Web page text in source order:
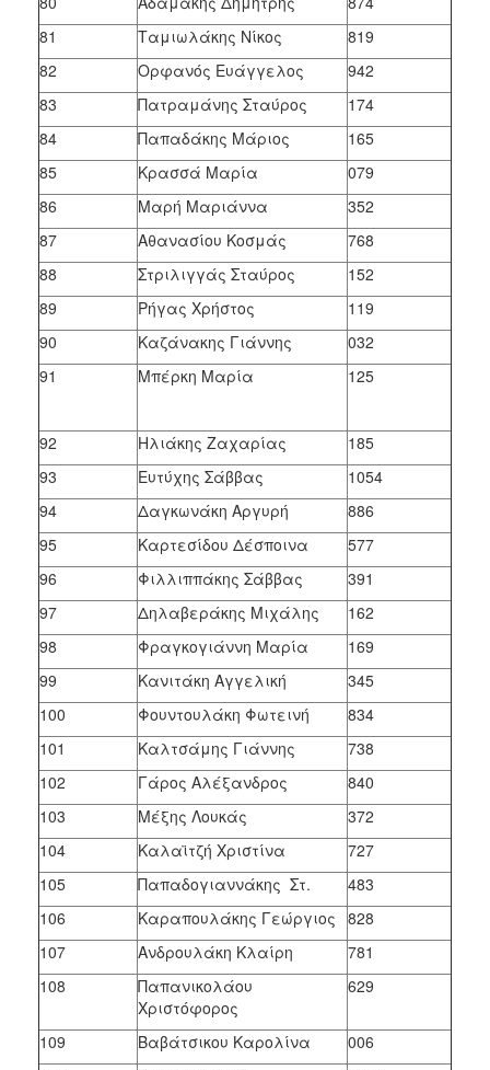
81
Ταμιωλάκης Νίκος
819
82
Ορφανός Ευάγγελος
942
83
Πατραμάνης Σταύρος
174
84
Παπαδάκης Μάριος
165
85
Κρασσά Μαρία
079
86
Μαρή Μαριάννα
352
87
Αθανασίου Κοσμάς
768
88
Στριλιγγάς Σταύρος
152
89
Ρήγας Χρήστος
119
90
Καζάνακης Γιάννης
032
91
Μπέρκη Μαρία 125
92 Ηλιάκης Ζαχαρίας
185
93
Ευτύχης Σάββας
1054
94
Δαγκωνάκη Αργυρή
886
95
Καρτεσίδου Δέσποινα
577
96
Φιλλιππάκης Σάββας
391
97
Δηλαβεράκης Μιχάλης
162
98
Φραγκογιάννη Μαρία
169
99
Κανιτάκη Αγγελική
345
100
Φουντουλάκη Φωτεινή
834
101
Καλτσάμης Γιάννης
738
102
Γάρος Αλέξανδρος
840
103
Μέξης Λουκάς
372
104
Καλαϊτζή Χριστίνα
727
105
Παπαδογιαννάκης Στ.
483
106
Καραπουλάκης Γεώργιος 828
107
Ανδρουλάκη Κλαίρη
781
108
Παπανικολάου
Χριστόφορος
629
109 Βαβάτσικου Καρολίνα
006